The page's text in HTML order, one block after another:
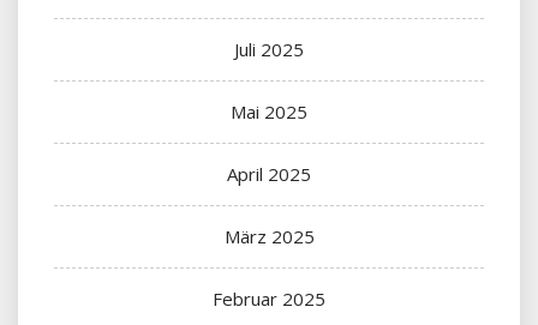
Juli 2025
Mai 2025
April 2025
März 2025
Februar 2025